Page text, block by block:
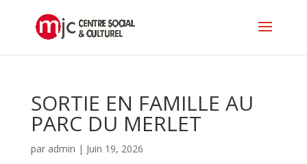
SORTIE EN FAMILLE AU
PARC DU MERLET
par admin | Juin 19, 2026